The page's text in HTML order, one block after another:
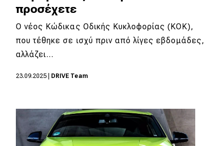
DRIVE Away
MOTO
Μεταχειρισμένο
Συμβουλές
προσέχετε
Ο νέος Κώδικας Οδικής Κυκλοφορίας (ΚΟΚ),
που τέθηκε σε ισχύ πριν από λίγες εβδομάδες,
αλλάζει…
23.09.2025 DRIVE Team